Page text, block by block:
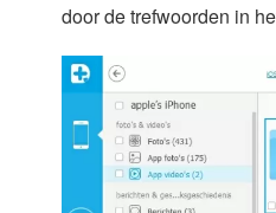
door de trefwoorden in